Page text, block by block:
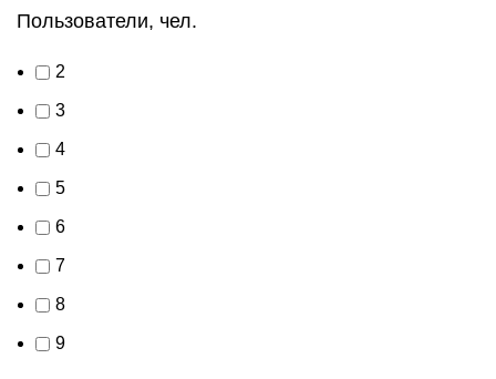
Пользователи, чел.
2
3
4
5
6
7
8
9